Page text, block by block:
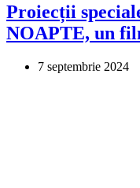
Proiecții
NOAPTE, un
7 septembrie 2024